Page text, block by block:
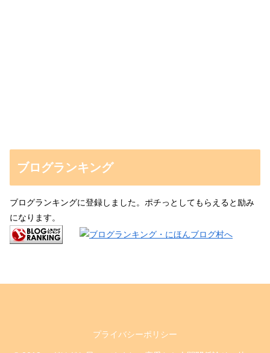
ブログランキング
ブログランキングに登録しました。ポチっとしてもらえると励み
になります。
プライバシーポリシー